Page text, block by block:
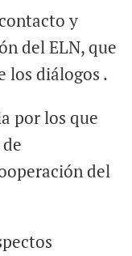
y
del ELN, que
los diálogos .
por los que
del